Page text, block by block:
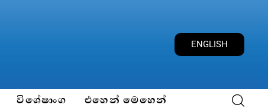
ENGLISH
විශේෂාංග එහෙන් මෙහෙන්